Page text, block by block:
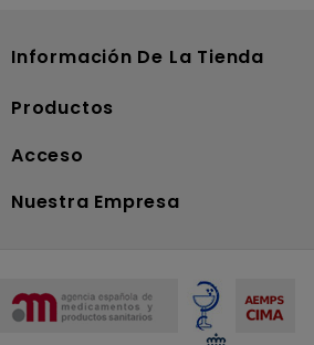
Información De La Tienda
Productos
Acceso
Nuestra Empresa